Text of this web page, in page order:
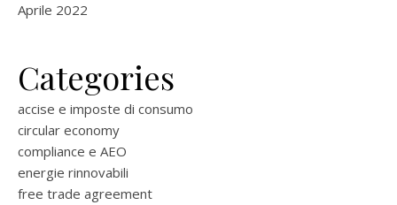
Aprile 2022
Categories
accise e imposte di consumo
circular economy
compliance e AEO
energie rinnovabili
free trade agreement